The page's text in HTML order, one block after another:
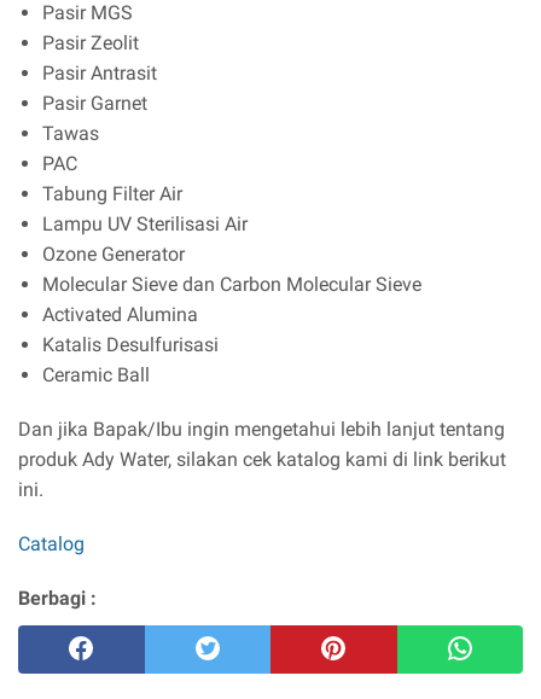
Pasir MGS
Pasir Zeolit
Pasir Antrasit
Pasir Garnet
Tawas
PAC
Tabung Filter Air
Lampu UV Sterilisasi Air
Ozone Generator
Molecular Sieve dan Carbon Molecular Sieve
Activated Alumina
Katalis Desulfurisasi
Ceramic Ball
Dan jika Bapak/Ibu ingin mengetahui lebih lanjut tentang
produk Ady Water, silakan cek katalog kami di link berikut
ini.
Catalog
Berbagi :